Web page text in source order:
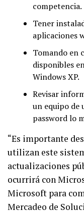
competencia.
Tener
aplicaciones
Tomando en
disponibles
Windows XP.
Revisar
un equipo de
password lo
“Es importante
utilizan este
actualizaciones
ocurrirá con
Microsoft para
Mercadeo de